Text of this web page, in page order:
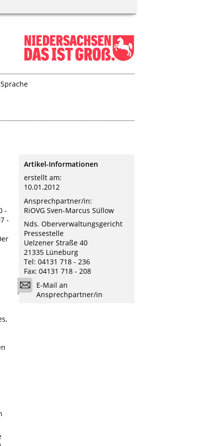
-
-
Artikel-Informationen
erstellt am:
10.01.2012
Ansprechpartner/in:
RiOVG Sven-Marcus Süllow
Nds. Oberverwaltungsgericht
Pressestelle
Uelzener Straße 40
21335 Lüneburg
Tel: 04131 718 - 236
Fax: 04131 718 - 208
E-Mail an
Ansprechpartner/in